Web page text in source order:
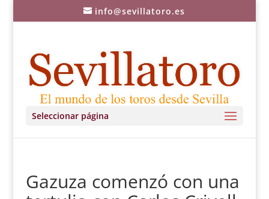
info@sevillatoro.es
Seleccionar página
Gazuza comenzó con una